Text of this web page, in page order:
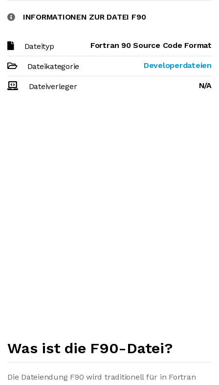
INFORMATIONEN ZUR DATEI F90
Dateityp Fortran 90 Source Code Format
Dateikategorie Developerdateien
Dateiverleger N/A
Was ist die F90-Datei?
Die Dateiendung F90 wird traditionell für in Fortran